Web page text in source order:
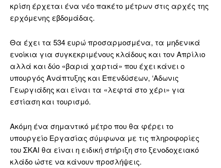
κρίση έρχεται ένα νέο πακέτο μέτρων στις αρχές της
ερχόμενης εβδομάδας.
Θα έχει τα 534 ευρώ προσαρμοσμένα, τα μηδενικά
ενοίκια για συγκεκριμένους κλάδους και τον Απρίλιο
αλλά και δύο «βαριά χαρτιά» που έχει κάνει ο
υπουργός Ανάπτυξης και Επενδύσεων, ‘Αδωνις
Γεωργιάδης και είναι τα «λεφτά στο χέρι» για
εστίαση και τουρισμό.
Ακόμη ένα σημαντικό μέτρο που θα φέρει το
υπουργείο Εργασίας σύμφωνα με τις πληροφορίες
του ΣΚΑΙ θα είναι η ειδική στήριξη στο ξενοδοχειακό
κλάδο ώστε να κάνουν προσλήψεις.